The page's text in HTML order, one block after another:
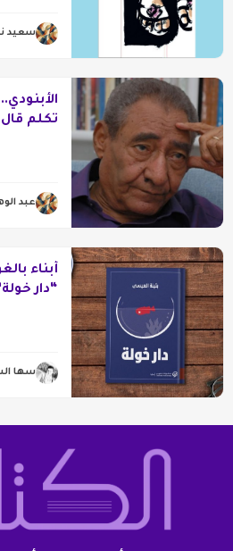
سعيد
تكلم
عبد
أبناء
“دار
سها